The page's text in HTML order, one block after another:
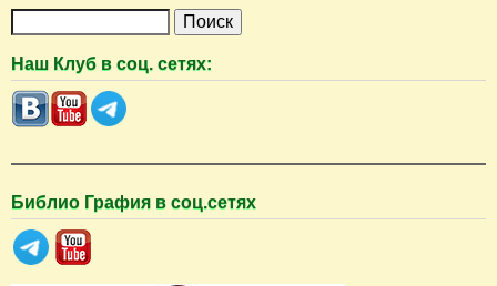
и
с
к
Наш Клуб в соц. сетях:
Библио Графия в соц.сетях